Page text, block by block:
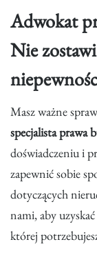
Adwokat
Nie
Masz ważne
specjalista prawa
doświadczeniu i
zapewnić sobie
dotyczących
nami, aby
której